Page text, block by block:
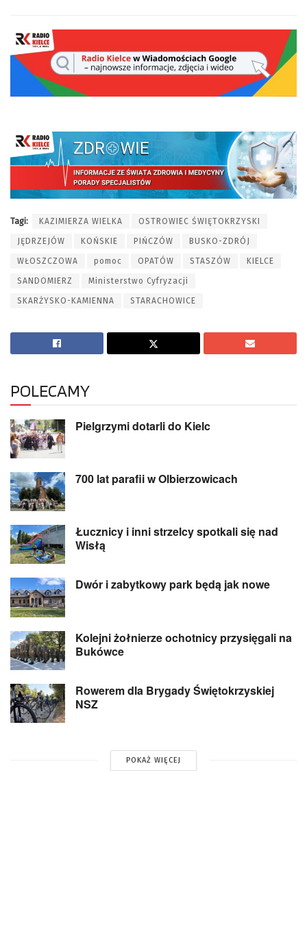
Tagi: KAZIMIERZA WIELKA OSTROWIEC ŚWIĘTOKRZYSKI
JĘDRZEJÓW KOŃSKIE PIŃCZÓW BUSKO-ZDRÓJ
WŁOSZCZOWA pomoc OPATÓW STASZÓW KIELCE
SANDOMIERZ Ministerstwo Cyfryzacji
SKARŻYSKO-KAMIENNA STARACHOWICE
POLECAMY
Pielgrzymi dotarli do Kielc
700 lat parafii w Olbierzowicach
Łucznicy i inni strzelcy spotkali się nad
Wisłą
Dwór i zabytkowy park będą jak nowe
Kolejni żołnierze ochotnicy przysięgali na
Bukówce
Rowerem dla Brygady Świętokrzyskiej
NSZ
POKAŻ WIĘCEJ